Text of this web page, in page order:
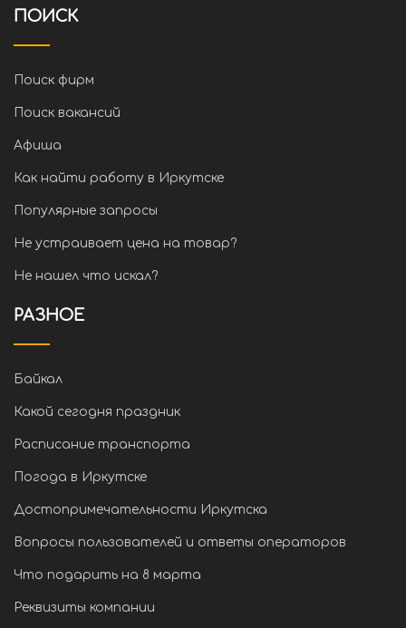
ПОИСК
Поиск фирм
Поиск вакансий
Афиша
Как найти работу в Иркутске
Популярные запросы
Не устраивает цена на товар?
Не нашел что искал?
РАЗНОЕ
Байкал
Какой сегодня праздник
Расписание транспорта
Погода в Иркутске
Достопримечательности Иркутска
Вопросы пользователей и ответы операторов
Что подарить на 8 марта
Реквизиты компании